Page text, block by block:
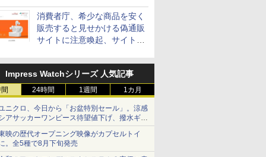
消費者庁、希少な商品を安く
販売すると見せかける偽通販
サイトに注意喚起、サイト名
Impress Watchシリーズ 人気記事
24時間 1週間 1カ月
ニクロ、今日から「お盆特別セール」。涼感
アサッカーワンピース待望値下げ、撥水ギア
ョーツは1990円に
映の歴代オープニング映像がカプセルトイ
。全5種で8月下旬発売